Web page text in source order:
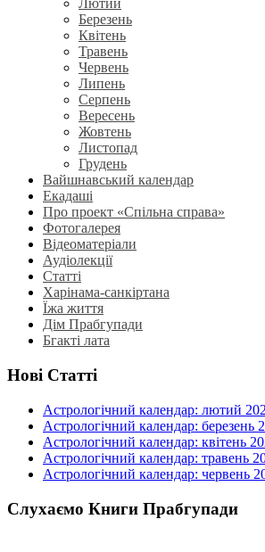
Лютий
Березень
Квітень
Травень
Червень
Липень
Серпень
Вересень
Жовтень
Листопад
Грудень
Вайшнавський календар
Екадаші
Про проект «Спільна справа»
Фотогалерея
Відеоматеріали
Аудіолекції
Статті
Харінама-санкіртана
Їжа життя
Дім Прабгупади
Бгакті лата
Нові Статті
Астрологічний календар: лютий
Астрологічний календар: березень
Астрологічний календар: квітень
Астрологічний календар: травень
Астрологічний календар: червень
Слухаємо Книги Прабгупади